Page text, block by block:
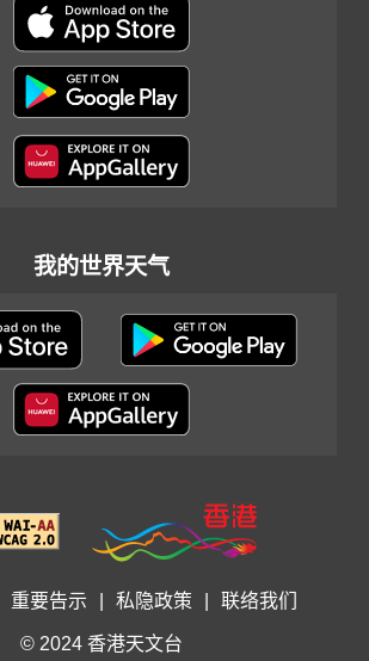
我的世界天气
重要告示 私隐政策 联络我们
© 2024 香港天文台